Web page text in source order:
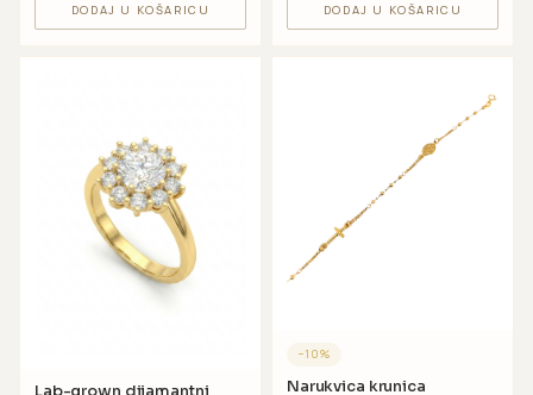
DODAJ U KOŠARICU DODAJ U KOŠARICU
Lab-grown dijamantni
−10%
Narukvica krunica